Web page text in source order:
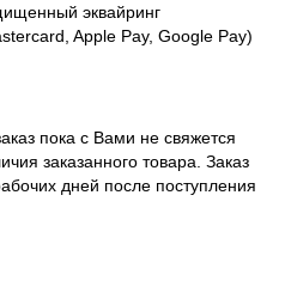
эквайринг
Apple Pay, Google Pay)
пока с Вами не свяжется
заказанного товара. Заказ
дней после поступления